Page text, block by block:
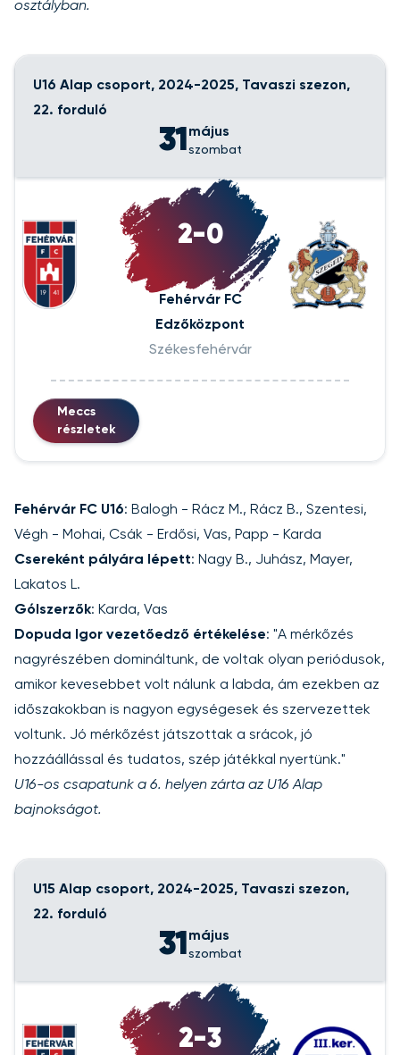
osztályban.
U16 Alap csoport, 2024-2025, Tavaszi szezon,
22. forduló
31május
szombat
2-0
Fehérvár FC
Edzőközpont
Székesfehérvár
Meccs
részletek
Fehérvár FC U16: Balogh - Rácz M., Rácz B., Szentesi,
Végh - Mohai, Csák - Erdősi, Vas, Papp - Karda
Csereként pályára lépett: Nagy B., Juhász, Mayer,
Lakatos L.
Gólszerzők: Karda, Vas
Dopuda Igor vezetőedző értékelése: "A mérkőzés
nagyrészében domináltunk, de voltak olyan periódusok,
amikor kevesebbet volt nálunk a labda, ám ezekben az
időszakokban is nagyon egységesek és szervezettek
voltunk. Jó mérkőzést játszottak a srácok, jó
hozzáállással és tudatos, szép játékkal nyertünk."
U16-os csapatunk a 6. helyen zárta az U16 Alap
bajnokságot.
U15 Alap csoport, 2024-2025, Tavaszi szezon,
22. forduló
31május
szombat
2-3